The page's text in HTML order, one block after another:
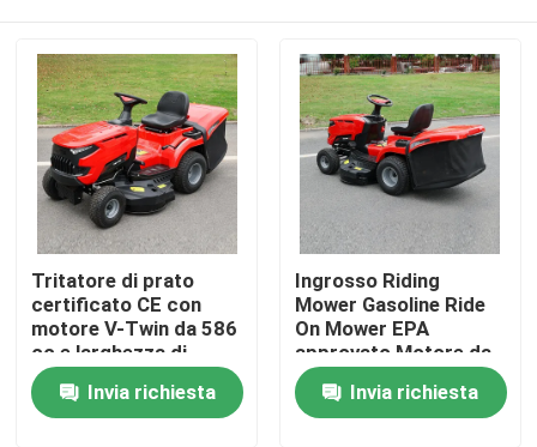
Casa.
Prodotti
Tritatore di prato
certificato CE con
motore V-Twin da 586
cc e larghezza di
taglio di 40,2 pollici
con catturatore di
erba da 245 litri
Invia richiesta
Ingrosso Riding
Mower Gasoline Ride
On Mower EPA
approvato Motore da
420cc 38" Larghezza
di taglio Tractor per
prato OEM supporto
Invia richiesta